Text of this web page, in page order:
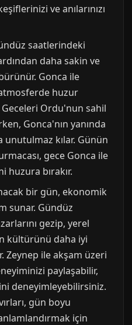
ve anılarınızı
saatlerindeki
daha sakin ve
Gonca ile
huzur
Geceleri Ordu'nun sahil
Gonca'nın yanında
unutulmaz kılar. Günün
gece Gonca ile
huzura bırakır.
bir gün, ekonomik
sunar. Gündüz
gezip, yerel
kültürünü daha iyi
Zeynep ile akşam üzeri
paylaşabilir,
deneyimleyebilirsiniz.
gün boyu
için